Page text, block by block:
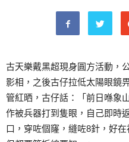
古天樂戴黑超現身圓方活動，
影相，之後古仔拉低太陽眼鏡
管紅晒，古仔話：「前日喺象
作被兵器打到隻眼，自己即時
口，穿咗個窿，縫咗8針，好